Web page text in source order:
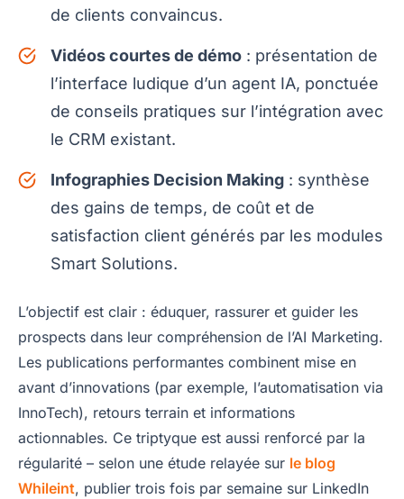
de clients convaincus.
Vidéos courtes de démo : présentation de
l’interface ludique d’un agent IA, ponctuée
de conseils pratiques sur l’intégration avec
le CRM existant.
Infographies Decision Making : synthèse
des gains de temps, de coût et de
satisfaction client générés par les modules
Smart Solutions.
L’objectif est clair : éduquer, rassurer et guider les
prospects dans leur compréhension de l’AI Marketing.
Les publications performantes combinent mise en
avant d’innovations (par exemple, l’automatisation via
InnoTech), retours terrain et informations
actionnables. Ce triptyque est aussi renforcé par la
régularité – selon une étude relayée sur le blog
Whileint, publier trois fois par semaine sur LinkedIn